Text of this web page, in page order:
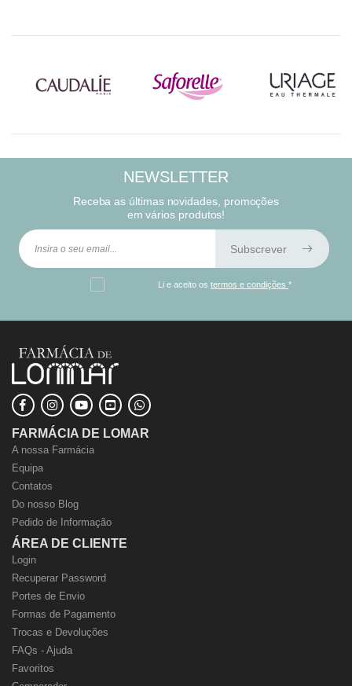
NEWSLETTER
Receba as últimas novidades, promoções
em vários produtos!
Subscrever
Li e aceito ostermos e condições*
FARMÁCIA DE LOMAR
A nossa Farmácia
Equipa
Contatos
Do nosso Blog
Pedido de Informação
ÁREA DE CLIENTE
Login
Recuperar Password
Portes de Envio
Formas de Pagamento
Trocas e Devoluções
FAQs - Ajuda
Favoritos